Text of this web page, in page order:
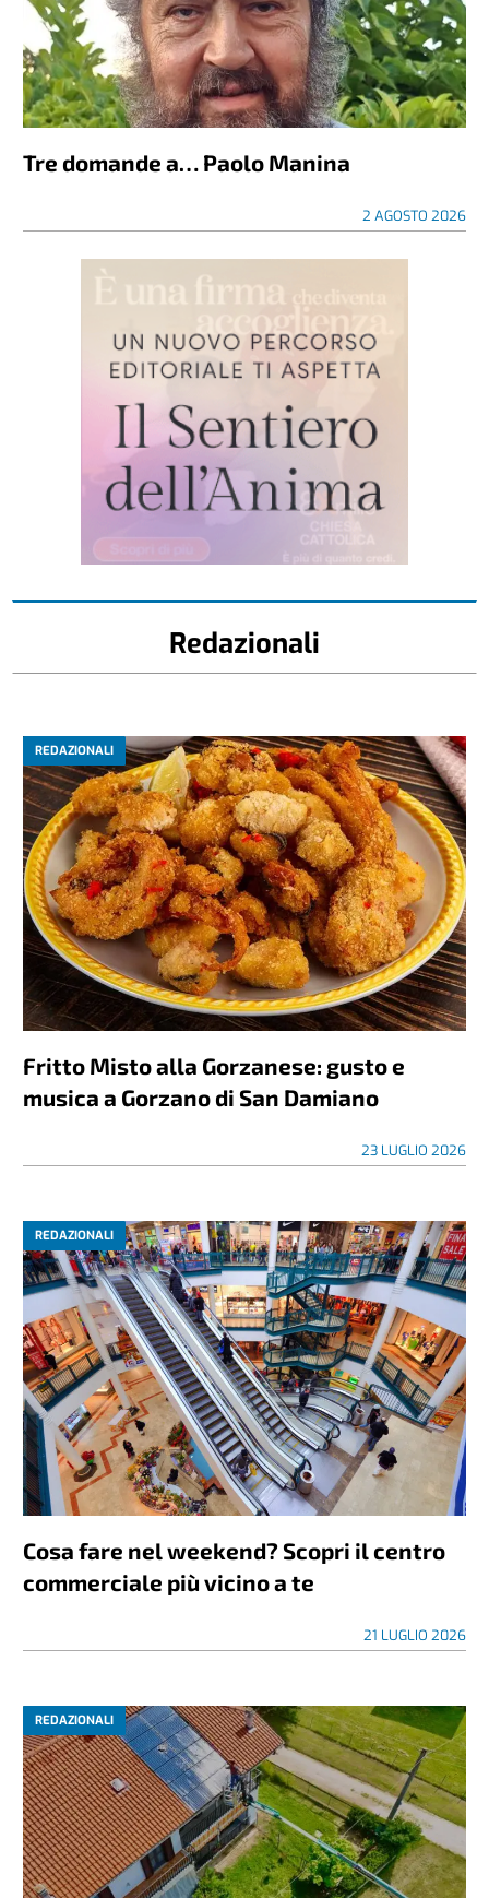
Tre domande a… Paolo Manina
2 AGOSTO 2026
Redazionali
REDAZIONALI
Fritto Misto alla Gorzanese: gusto e
musica a Gorzano di San Damiano
23 LUGLIO 2026
REDAZIONALI
Cosa fare nel weekend? Scopri il centro
commerciale più vicino a te
21 LUGLIO 2026
REDAZIONALI